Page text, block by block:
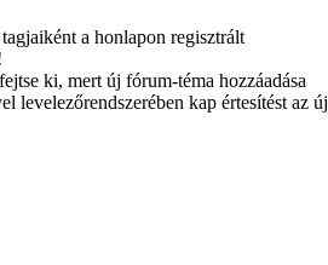
a honlapon regisztrált
ki, mert új fórum-téma hozzáadása
levelezőrendszerében kap értesítést az új